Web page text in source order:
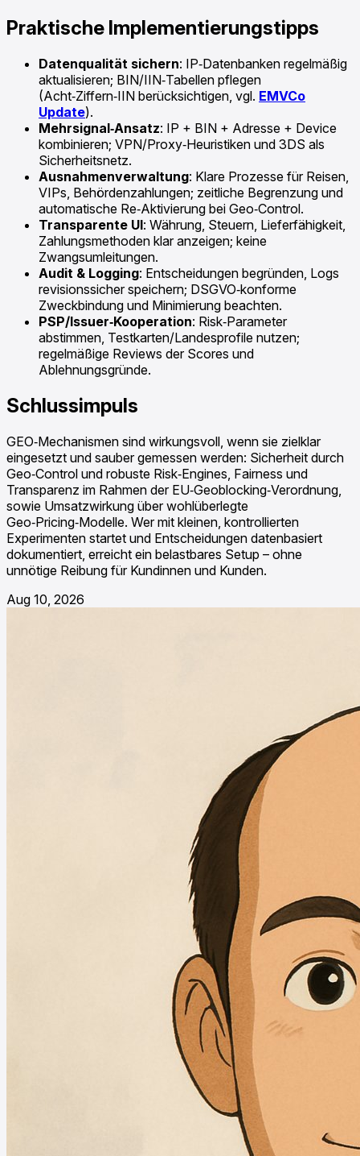
Praktische Implementierungstipps
Datenqualität sichern: IP‑Datenbanken regelmäßig
aktualisieren; BIN/IIN‑Tabellen pflegen
(Acht‑Ziffern‑IIN berücksichtigen, vgl. EMVCo
Update).
Mehrsignal‑Ansatz: IP + BIN + Adresse + Device
kombinieren; VPN/Proxy‑Heuristiken und 3DS als
Sicherheitsnetz.
Ausnahmenverwaltung: Klare Prozesse für Reisen,
VIPs, Behördenzahlungen; zeitliche Begrenzung und
automatische Re‑Aktivierung bei Geo‑Control.
Transparente UI: Währung, Steuern, Lieferfähigkeit,
Zahlungsmethoden klar anzeigen; keine
Zwangsumleitungen.
Audit & Logging: Entscheidungen begründen, Logs
revisionssicher speichern; DSGVO‑konforme
Zweckbindung und Minimierung beachten.
PSP/Issuer‑Kooperation: Risk‑Parameter
abstimmen, Testkarten/Landesprofile nutzen;
regelmäßige Reviews der Scores und
Ablehnungsgründe.
Schlussimpuls
GEO‑Mechanismen sind wirkungsvoll, wenn sie zielklar
eingesetzt und sauber gemessen werden: Sicherheit durch
Geo‑Control und robuste Risk‑Engines, Fairness und
Transparenz im Rahmen der EU‑Geoblocking‑Verordnung,
sowie Umsatzwirkung über wohlüberlegte
Geo‑Pricing‑Modelle. Wer mit kleinen, kontrollierten
Experimenten startet und Entscheidungen datenbasiert
dokumentiert, erreicht ein belastbares Setup – ohne
unnötige Reibung für Kundinnen und Kunden.
Aug 10, 2026